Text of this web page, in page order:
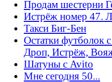
Продам шестерни
Истрёж номер 47.
Такси Биг-Бен
Остатки футболок
Дроп, Истрёж,
Шатуны с Avito
Мне сегодня 50...